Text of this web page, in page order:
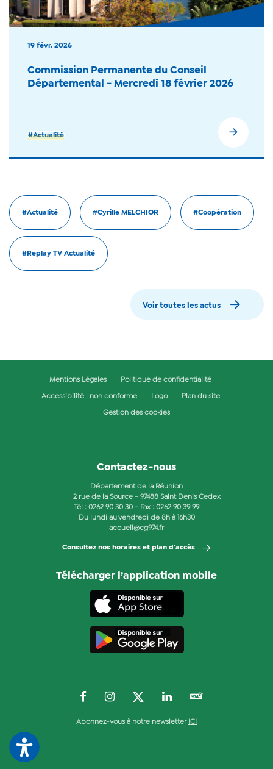
19 févr. 2026
Commission Permanente du Conseil
Départemental - Mercredi 18 février 2026
#Actualité
#Actualité #Cyrille MELCHIOR #Coopération
#Replay TV Actualité
Voir toutes les actus
Mentions Légales Politique de confidentialité
Accessibilité : non conforme Logo Plan du site
Gestion des cookies
Contactez-nous
Département de la Réunion
2 rue de la Source - 97488 Saint Denis Cedex
Tél : 0262 90 30 30 - Fax : 0262 90 39 99
Du lundi au vendredi de 8h à 16h30
accueil@cg974.fr
Consultez nos horaires et plan d'accès
Télécharger l’application mobile
Abonnez-vous à notre newsletter ICI